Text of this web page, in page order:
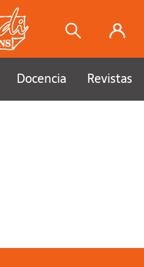
Docencia Revistas